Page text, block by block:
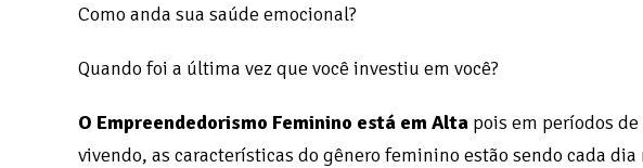
Como anda sua saúde emocional?
Quando foi a última vez que você investiu em você?
O Empreendedorismo Feminino está em Alta pois em períodos
vivendo, as características do gênero feminino estão sendo cada